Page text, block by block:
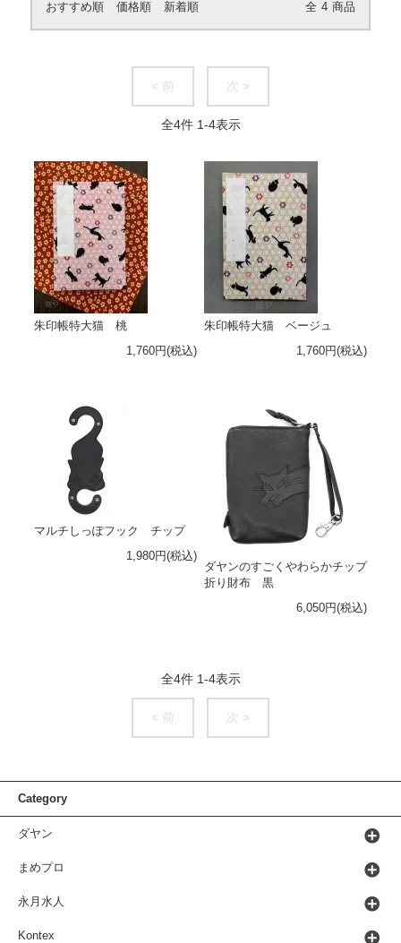
おすすめ順 価格順 新着順 全 4 商品
< 前 次 >
全4件 1-4表示
朱印帳特大猫 桃
1,760円(税込)
朱印帳特大猫 ベージュ
1,760円(税込)
マルチしっぽフック チップ
1,980円(税込)
ダヤンのすごくやわらかチップ
折り財布 黒
6,050円(税込)
全4件 1-4表示
< 前 次 >
Category
ダヤン
まめプロ
永月水人
Kontex